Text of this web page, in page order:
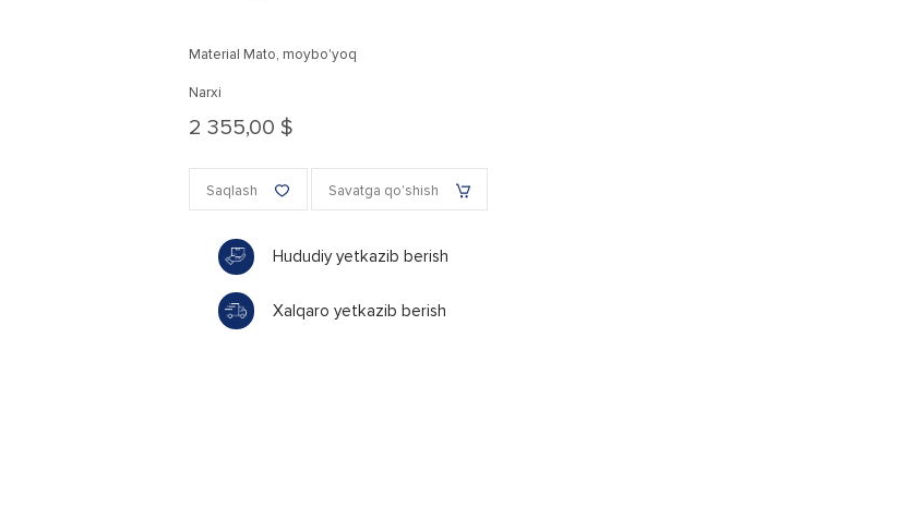
Material Mato, moybo'yoq
Narxi
2 355,00 $
Saqlash Savatga qo'shish
Hududiy yetkazib berish
Xalqaro yetkazib berish